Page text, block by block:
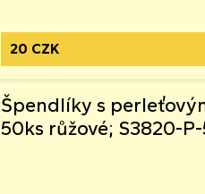
20 CZK
Špendlíky s
50ks růžové; S3820-